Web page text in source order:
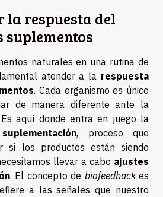
respuesta del
suplementos
naturales en una rutina de
atender a la respuesta
. Cada organismo es único
de manera diferente ante la
aquí donde entra en juego la
, proceso que
si los productos están siendo
llevar a cabo ajustes
. El concepto de biofeedbackes
a las señales que nuestro